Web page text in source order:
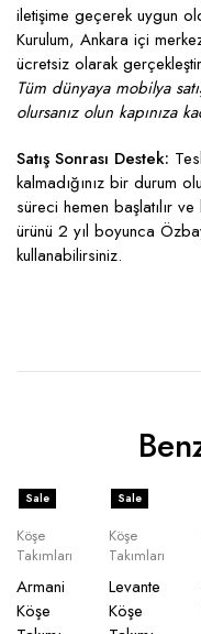
iletişime geçerek uygun
Kurulum, Ankara içi
ücretsiz olarak
Tüm dünyaya mobilya
olursanız olun kapınıza
Satış Sonrası Destek:
kalmadığınız bir durum
süreci hemen başlatılır
ürünü 2 yıl boyunca
kullanabilirsiniz.
Sale
Köşe
Takımları
Armani
Köşe
Sale
Köşe
Takımları
Levante
Köşe